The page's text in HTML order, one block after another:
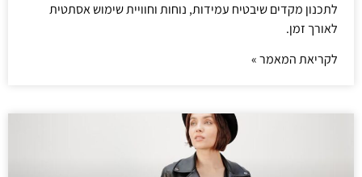
לתכנון מקדים שיבטיח עמידות, נוחות וחוויית שימוש אסתטית
לאורך זמן.
לקריאת המאמר »